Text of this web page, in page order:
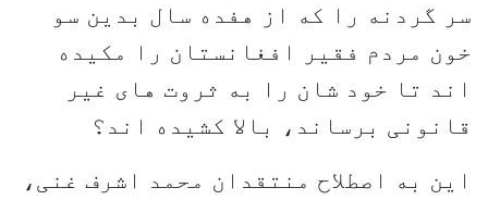
سر گردنه را که از هفده سال بدین سو
خون مردم فقیر افغانستان را مکیده
اند تا خود شان را به ثروت های غیر
قانونی برساند، بالا کشیده اند؟
این به اصطلاح منتقدان محمد اشرف غنی،